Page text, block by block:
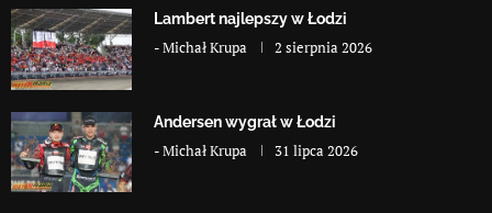
Lambert najlepszy w Łodzi
-Michał Krupa 2 sierpnia 2026
Andersen wygrał w Łodzi
-Michał Krupa 31 lipca 2026